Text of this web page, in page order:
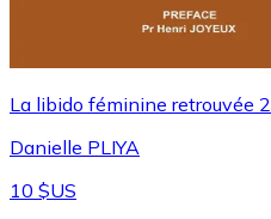
⁠La libido féminine retrouvée 2
Danielle PLIYA
10 $US